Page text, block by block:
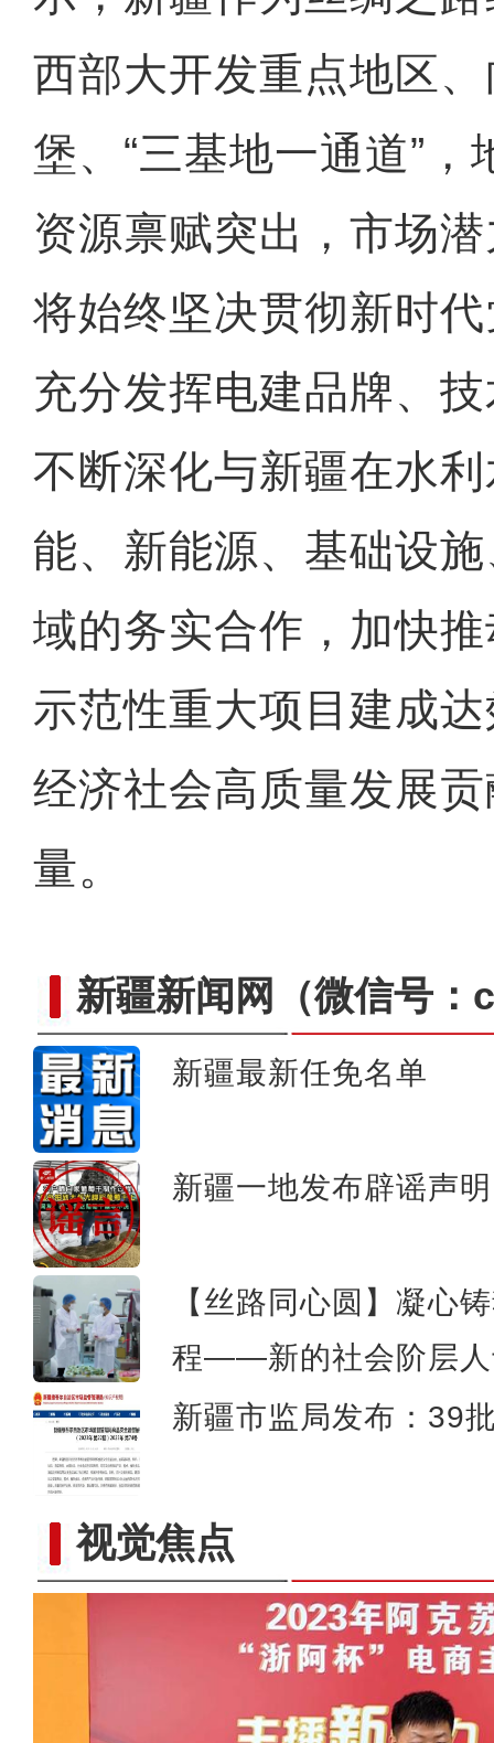
西部大开发重点地区
堡、“三基地一通道”
资源禀赋突出，市场
将始终坚决贯彻新时
充分发挥电建品牌、
不断深化与新疆在水
能、新能源、基础设
域的务实合作，加快
示范性重大项目建成
经济社会高质量发展
量。
新疆新闻网 （微信号
新疆最新任免名单
新疆一地发布辟谣声明
【丝路同心圆】凝心
程——新的社会阶层人
新疆市监局发布：39
视觉焦点新疆首个“公路口岸+属地直